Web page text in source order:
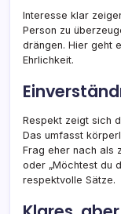
Interesse klar
Person zu
drängen. Hier geht
Ehrlichkeit.
Respekt zeigt sich
Das umfasst
Frag eher nach als
oder „Möchtest du
respektvolle Sätze.